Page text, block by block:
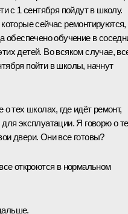
с 1 сентября пойдут в школу.
сейчас ремонтируются,
обеспечено обучение в
детей. Во всяком случае,
пойти в школы, начнут
о тех школах, где идёт ремонт,
эксплуатации. Я говорю о
двери. Они все готовы?
откроются в нормальном